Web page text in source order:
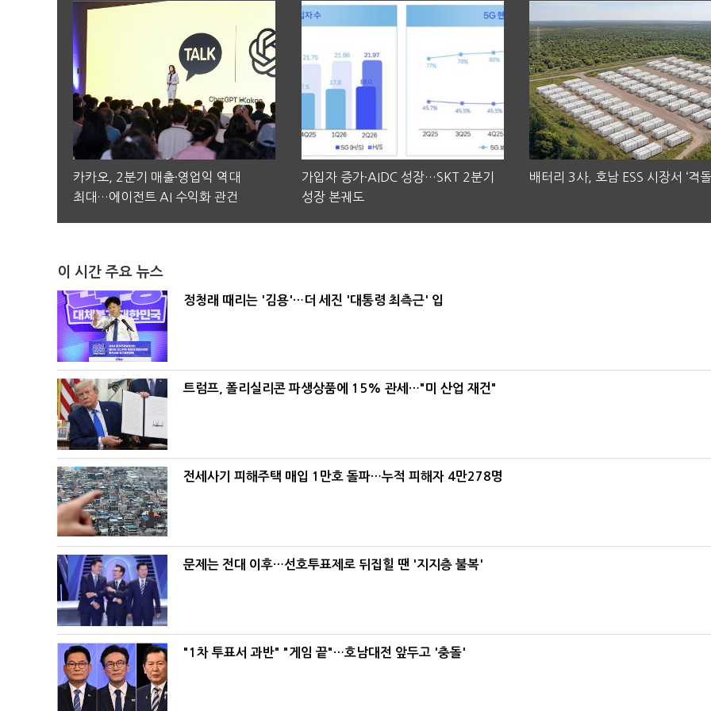
카카오, 2분기 매출·영업익 역대
최대…에이전트 AI 수익화 관건
가입자 증가·AIDC 성장…SKT 2분기
성장 본궤도
배터리 3사, 호남 ESS 시장서 ‘격돌
이 시간 주요 뉴스
정청래 때리는 '김용'…더 세진 '대통령 최측근' 입
트럼프, 폴리실리콘 파생상품에 15% 관세…"미 산업 재건"
전세사기 피해주택 매입 1만호 돌파…누적 피해자 4만278명
문제는 전대 이후…선호투표제로 뒤집힐 땐 '지지층 불복'
"1차 투표서 과반" "게임 끝"…호남대전 앞두고 '충돌'